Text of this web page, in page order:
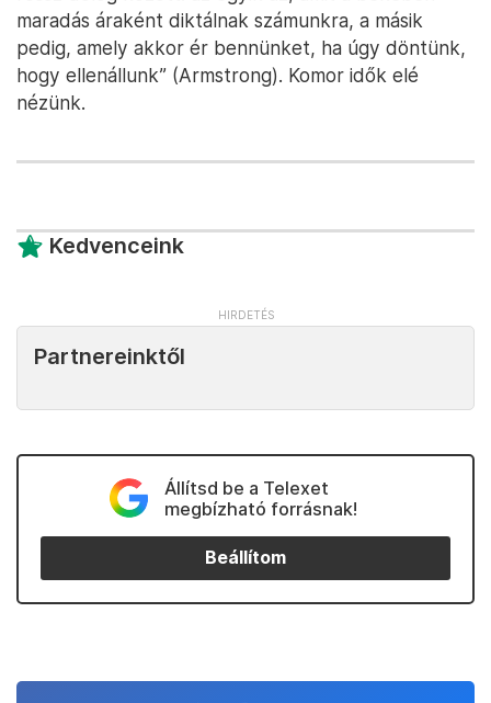
haza és aludjanak nyugodtan”), a másik pedig a
bibliai Jeremiás próféta szavait, amelyek megfeddik
a hamis prófétákat, akik „azt mondják, Béke, béke!
Amikor nincsen béke” (Jer 6,14). Mint hamarosan
Persze ekkor már késő lett volna háború nélkül
megúsznia a világnak: túl sokáig hunytak szemet
szimpatizáltak is vele, a kommunizmussal szembeni
Putyin tevékenysége felett, vagy akár
Ma már sajnos – ahogy 1939-ben is – „nem egy
bizonyos jó dolog (béke) és egy bizonyos rossz
dolog (háború) között kell mérlegelni, hanem két
rossz dolog között: az egyik az, amit a békében
hogy ellenállunk” (Armstrong). Komor idők elé